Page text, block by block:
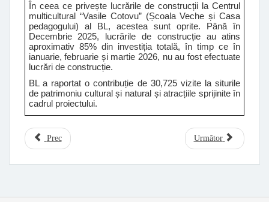
În ceea ce privește lucrările de construcții la Centrul
multicultural “Vasile Cotovu” (Școala Veche și Casa
pedagogului) al BL, acestea sunt oprite. Până în
Decembrie 2025, lucrările de construcție au atins
aproximativ 85% din investiția totală, în timp ce în
ianuarie, februarie și martie 2026, nu au fost efectuate
lucrări de construcție.
BL a raportat o contribuție de 30,725 vizite la siturile
de patrimoniu cultural și natural și atracțiile sprijinite în
cadrul proiectului.
Prec Următor